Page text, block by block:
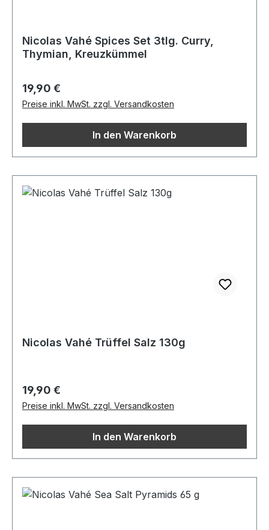
Nicolas Vahé Spices Set 3tlg. Curry,
Thymian, Kreuzkümmel
Regulärer Preis:
19,90 €
Preise inkl. MwSt. zzgl. Versandkosten
In den Warenkorb
Nicolas Vahé Trüffel Salz 130g
Regulärer Preis:
19,90 €
Preise inkl. MwSt. zzgl. Versandkosten
In den Warenkorb